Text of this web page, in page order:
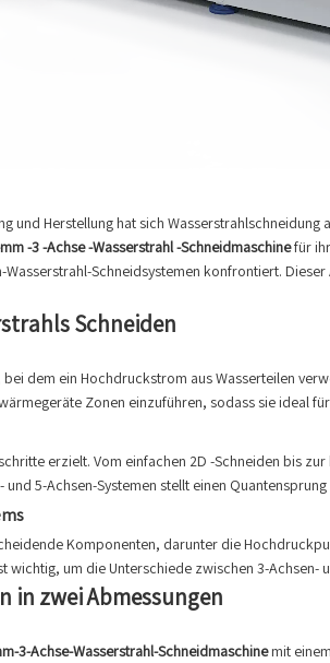
und Herstellung hat sich
-3 -Achse -Wasserstrahl -Schneidmaschinefür
Schneidsystemen konfrontiert.
Schneiden
dem ein Hochdruckstrom aus Wasserteilen
Zonen einzuführen, sodass sie ideal
erzielt. Vom einfachen 2D -Schneiden bis
5-Achsen-Systemen stellt einen
Komponenten, darunter die
wichtig, um die Unterschiede zwischen 3-Achsen-
in zwei Abmessungen
3-Achse-Wasserstrahl-Schneidmaschinemit